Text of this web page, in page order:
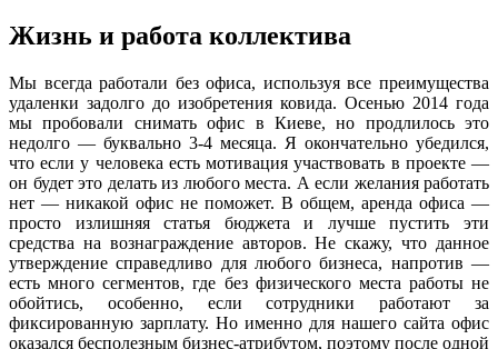
Жизнь и работа коллектива
Мы всегда работали без офиса, используя все преимущества
удаленки задолго до изобретения ковида. Осенью 2014 года
мы пробовали снимать офис в Киеве, но продлилось это
недолго — буквально 3-4 месяца. Я окончательно убедился,
что если у человека есть мотивация участвовать в проекте —
он будет это делать из любого места. А если желания работать
нет — никакой офис не поможет. В общем, аренда офиса —
просто излишняя статья бюджета и лучше пустить эти
средства на вознаграждение авторов. Не скажу, что данное
утверждение справедливо для любого бизнеса, напротив —
есть много сегментов, где без физического места работы не
обойтись, особенно, если сотрудники работают за
фиксированную зарплату. Но именно для нашего сайта офис
оказался бесполезным бизнес-атрибутом, поэтому после одной